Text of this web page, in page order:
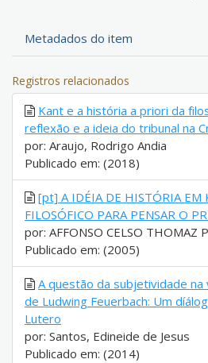
Metadados do item
Registros relacionados
Kant e a história a priori da
reflexão e a ideia do tribunal na
por: Araujo, Rodrigo Andia
Publicado em: (2018)
[pt] A IDÉIA DE HISTÓRIA EM
FILOSÓFICO PARA PENSAR O
por: AFFONSO CELSO THOMAZ
Publicado em: (2005)
A questão da subjetividade na
de Ludwing Feuerbach: Um
Lutero
por: Santos, Edineide de Jesus
Publicado em: (2014)